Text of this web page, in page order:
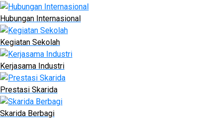
Hubungan Internasional
Kegiatan Sekolah
Kerjasama Industri
Prestasi Skarida
Skarida Berbagi